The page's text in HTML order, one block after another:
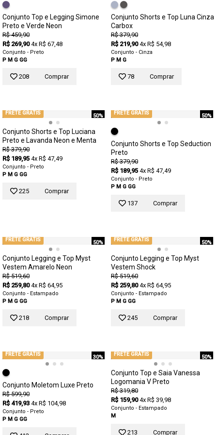
Conjunto Top e Legging Simone
Preto e Verde Neon
R$ 459,90
R$ 269,90 4x R$ 67,48
Conjunto - Preto
P M G GG
208 Comprar
Conjunto Shorts e Top Luna Cinza
Carbox
R$ 379,90
R$ 219,90 4x R$ 54,98
Conjunto - Cinza
P M G
78 Comprar
50%
FRETE GRÁTIS
Conjunto Shorts e Top Luciana
Preto e Lavanda Neon e Menta
R$ 379,90
R$ 189,95 4x R$ 47,49
Conjunto - Preto
P M G GG
225 Comprar
50%
FRETE GRÁTIS
Conjunto Shorts e Top Seduction
Preto
R$ 379,90
R$ 189,95 4x R$ 47,49
Conjunto - Preto
P M G GG
137 Comprar
50%
FRETE GRÁTIS
Conjunto Legging e Top Myst
Vestem Amarelo Neon
R$ 519,60
R$ 259,80 4x R$ 64,95
Conjunto - Estampado
P M G GG
218 Comprar
50%
FRETE GRÁTIS
Conjunto Legging e Top Myst
Vestem Shock
R$ 519,60
R$ 259,80 4x R$ 64,95
Conjunto - Estampado
P M G GG
245 Comprar
30%
FRETE GRÁTIS
Conjunto Moletom Luxe Preto
R$ 599,90
R$ 419,93 4x R$ 104,98
Conjunto - Preto
P M G GG
50%
FRETE GRÁTIS
Conjunto Top e Saia Vanessa
Logomania V Preto
R$ 319,80
R$ 159,90 4x R$ 39,98
Conjunto - Estampado
M
213 Comprar